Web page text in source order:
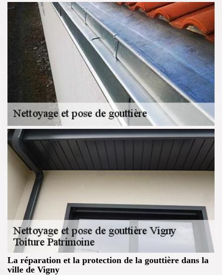
La réparation et la protection de la gouttière dans la
ville de Vigny